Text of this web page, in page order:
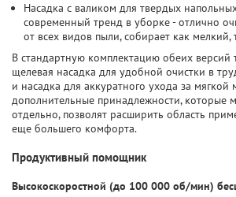
Насадка с валиком для твердых
современный тренд в уборке - отлично
от всех видов пыли, собирает как
В стандартную комплектацию обеих версий
щелевая насадка для удобной очистки в
и насадка для аккуратного ухода за мягкой
дополнительные принадлежности, которые
отдельно, позволят расширить область
еще большего комфорта.
Продуктивный помощник
Высокоскоростной (до 100 000 об/мин)